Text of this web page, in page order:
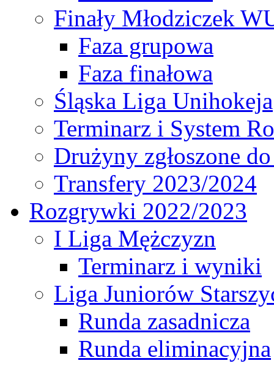
Finały Młodziczek
Faza grupowa
Faza finałowa
Śląska Liga Unihokeja
Terminarz i System
Drużyny zgłoszone
Transfery 2023/2024
Rozgrywki 2022/2023
I Liga Mężczyzn
Terminarz i wyniki
Liga Juniorów
Runda zasadnicza
Runda eliminacyjna